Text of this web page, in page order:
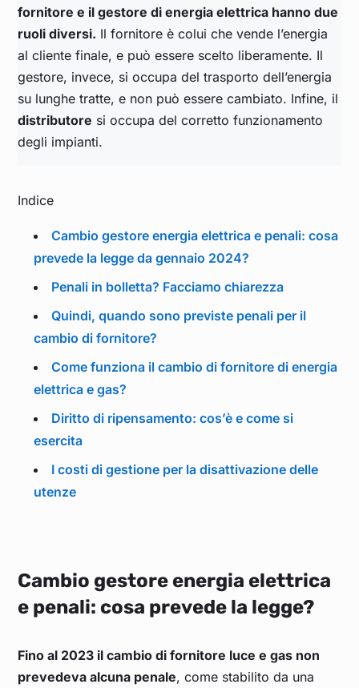
fornitore e il gestore di energia elettrica hanno due
ruoli diversi. Il fornitore è colui che vende l’energia
al cliente finale, e può essere scelto liberamente. Il
gestore, invece, si occupa del trasporto dell’energia
su lunghe tratte, e non può essere cambiato. Infine, il
distributore si occupa del corretto funzionamento
degli impianti.
Indice
Cambio gestore energia elettrica e penali: cosa
prevede la legge da gennaio 2024?
Penali in bolletta? Facciamo chiarezza
Quindi, quando sono previste penali per il
cambio di fornitore?
Come funziona il cambio di fornitore di energia
elettrica e gas?
Diritto di ripensamento: cos’è e come si
esercita
I costi di gestione per la disattivazione delle
utenze
Cambio gestore energia elettrica
e penali: cosa prevede la legge?
Fino al 2023 il cambio di fornitore luce e gas non
prevedeva alcuna penale, come stabilito da una